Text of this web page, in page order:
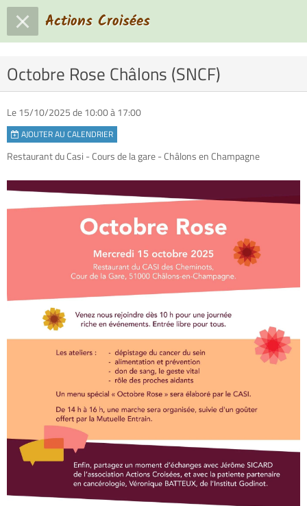
Actions Croisées
Octobre Rose Châlons (SNCF)
Le 15/10/2025de 10:00à 17:00
AJOUTER AU CALENDRIER
Restaurant du Casi - Cours de la gare - Châlons en Champagne